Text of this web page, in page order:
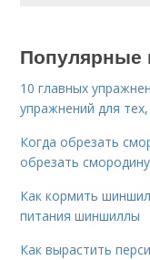
Популярные
10 главных
упражнений для
Когда обрезать
обрезать
Как кормить
питания шиншиллы
Как вырастить